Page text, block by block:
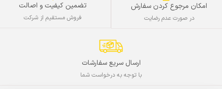
امکان مرجوع کردن سفارش
در صورت عدم رضایت
تضمین کیفیت و اصالت
فروش مستقیم از شرکت
ارسال سریع سفارشات
با توجه به درخواست شما